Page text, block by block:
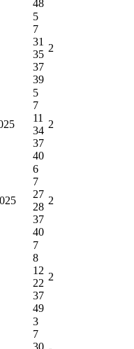
48
5
7
31
35
37
39
2
5
7
11
34
37
40
2
6
7
27
28
37
40
2
7
8
12
22
37
49
2
3
7
30